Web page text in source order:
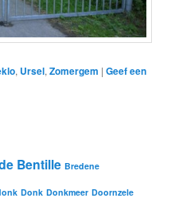
, Ursel,Zomergem |Geef een
Bentille Bredene
Donk Donkmeer Doornzele